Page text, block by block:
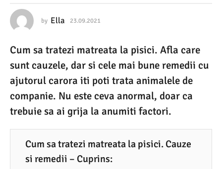
9
2
0
2
1
2
3
by Ella 23.09.2021
0
.
2
0
2
Cum sa tratezi matreata la pisici. Afla care
sunt cauzele, dar si cele mai bune remedii cu
ajutorul carora iti poti trata animalele de
companie. Nu este ceva anormal, doar ca
trebuie sa ai grija la anumiti factori.
Cum sa tratezi matreata la pisici. Cauze
si remedii – Cuprins: